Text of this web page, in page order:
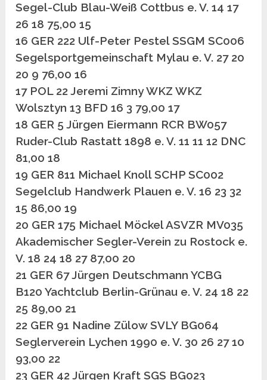
Segel-Club Blau-Weiß Cottbus e. V. 14 17
26 18 75,00 15
16 GER 222 Ulf-Peter Pestel SSGM SC006
Segelsportgemeinschaft Mylau e. V. 27 20
20 9 76,00 16
17 POL 22 Jeremi Zimny WKZ WKZ
Wolsztyn 13 BFD 16 3 79,00 17
18 GER 5 Jürgen Eiermann RCR BW057
Ruder-Club Rastatt 1898 e. V. 11 11 12 DNC
81,00 18
19 GER 811 Michael Knoll SCHP SC002
Segelclub Handwerk Plauen e. V. 16 23 32
15 86,00 19
20 GER 175 Michael Möckel ASVZR MV035
Akademischer Segler-Verein zu Rostock e.
V. 18 24 18 27 87,00 20
21 GER 67 Jürgen Deutschmann YCBG
B120 Yachtclub Berlin-Grünau e. V. 24 18 22
25 89,00 21
22 GER 91 Nadine Zülow SVLY BG064
Seglerverein Lychen 1990 e. V. 30 26 27 10
93,00 22
23 GER 42 Jürgen Kraft SGS BG023